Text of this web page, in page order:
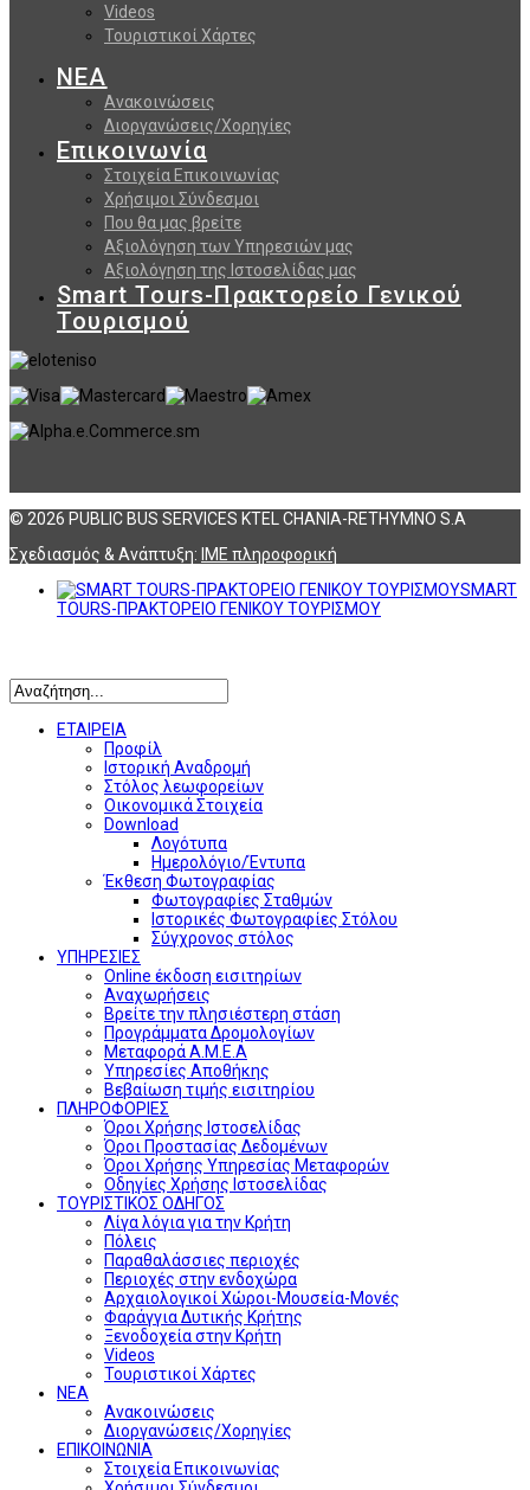
Videos
Τουριστικοί Χάρτες
ΝΕΑ
Ανακοινώσεις
Διοργανώσεις/Χορηγίες
Επικοινωνία
Στοιχεία Επικοινωνίας
Χρήσιμοι Σύνδεσμοι
Που θα μας βρείτε
Αξιολόγηση των Υπηρεσιών μας
Αξιολόγηση της Ιστοσελίδας μας
Smart Tours-Πρακτορείο Γενικού
Τουρισμού
© 2026 PUBLIC BUS SERVICES KTEL CHANIA-RETHYMNO S.A
Σχεδιασμός & Ανάπτυξη: ΙΜΕ πληροφορική
SMART
TOURS-ΠΡΑΚΤΟΡΕΙΟ ΓΕΝΙΚΟΥ ΤΟΥΡΙΣΜΟΥ
ΕΤΑΙΡΕΙΑ
Προφίλ
Ιστορική Αναδρομή
Στόλος λεωφορείων
Οικονομικά Στοιχεία
Download
Λογότυπα
Ημερολόγιο/Έντυπα
Έκθεση Φωτογραφίας
Φωτογραφίες Σταθμών
Ιστορικές Φωτογραφίες Στόλου
Σύγχρονος στόλος
ΥΠΗΡΕΣΙΕΣ
Online έκδοση εισιτηρίων
Αναχωρήσεις
Βρείτε την πλησιέστερη στάση
Προγράμματα Δρομολογίων
Μεταφορά Α.Μ.Ε.Α
Υπηρεσίες Αποθήκης
Βεβαίωση τιμής εισιτηρίου
ΠΛΗΡΟΦΟΡΙΕΣ
Όροι Χρήσης Ιστοσελίδας
Όροι Προστασίας Δεδομένων
Όροι Χρήσης Υπηρεσίας Μεταφορών
Οδηγίες Χρήσης Ιστοσελίδας
ΤΟΥΡΙΣΤΙΚΟΣ ΟΔΗΓΟΣ
Λίγα λόγια για την Κρήτη
Πόλεις
Παραθαλάσσιες περιοχές
Περιοχές στην ενδοχώρα
Αρχαιολογικοί Χώροι-Μουσεία-Μονές
Φαράγγια Δυτικής Κρήτης
Ξενοδοχεία στην Κρήτη
Videos
Τουριστικοί Χάρτες
ΝΕΑ
Ανακοινώσεις
Διοργανώσεις/Χορηγίες
ΕΠΙΚΟΙΝΩΝΙΑ
Στοιχεία Επικοινωνίας